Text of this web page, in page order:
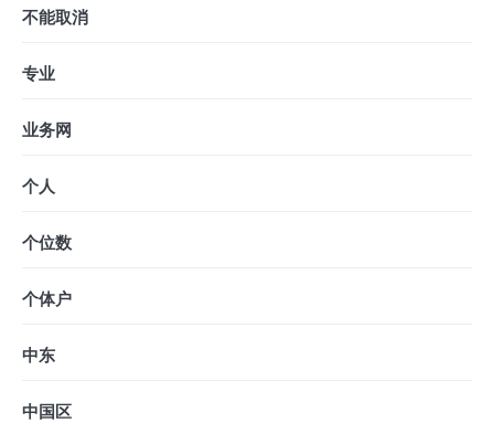
不能取消
专业
业务网
个人
个位数
个体户
中东
中国区